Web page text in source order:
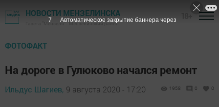
НОВОСТИ МЕНЗЕЛИНСКА
Газета "Мензеля" - Мензелинский район
ФОТОФАКТ
На дороге в Гулюково начался ремонт
Ильдус Шагиев, 9 августа 2020 - 17:20 1958 0 0
6 Автоматическое закрытие баннера через